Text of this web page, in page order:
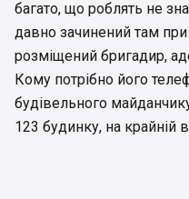
багато, що роблять не
давно зачинений там при
розміщений бригадир,
Кому потрібно його
будівельного
123 будинку, на крайній